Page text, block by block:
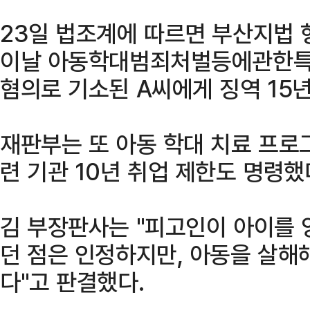
23일 법조계에 따르면 부산지법
이날 아동학대범죄처벌등에관한
혐의로 기소된 A씨에게 징역 15
재판부는 또 아동 학대 치료 프
련 기관 10년 취업 제한도 명령
김 부장판사는 "피고인이 아이를
던 점은 인정하지만, 아동을 살
다"고 판결했다.